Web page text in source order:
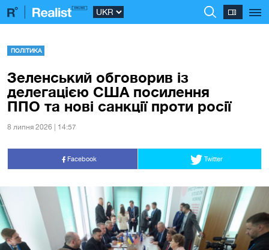
ПОЛІТИКА
Зеленський обговорив із
делегацією США посилення
ППО та нові санкції проти росії
8 липня 2026 | 14:57
Facebook Twitter